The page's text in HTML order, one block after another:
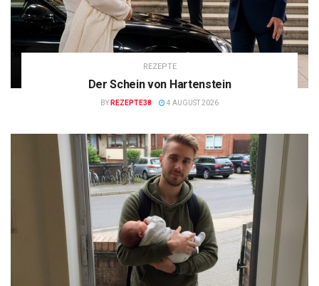
REZEPTE
Der Schein von Hartenstein
BY REZEPTE38 4 AUGUST 2026